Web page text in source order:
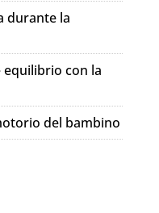
durante la
con la
del bambino